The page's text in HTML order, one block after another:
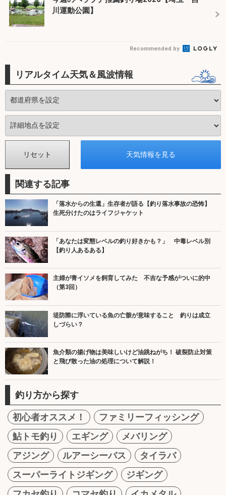
川運動公園】
Recommended by
リアルタイム天気＆風波情報
関連する記事
「落水からの生還」生存者が語る【釣り落水事故の恐怖】
生死分けたのはライフジャケット
「あなたは変態レベルの釣り好きかも？」 中毒レベル別
【釣り人あるある】
主婦が青イソメを飼育してみた 不吉な予感がついに的中
（第3回）
堤防際に浮いている魚の亡骸が意味すること 釣りは成立
しづらい？
魚介類の揚げ物は美味しいけど油跳ねがち！ 破裂防止対策
と飛び散った油の処理について解説！
釣り方から探す
初心者オススメ！
ファミリーフィッシング
鮎トモ釣り
エギング
メバリング
アジング
ルアーシーバス
タイラバ
スーパーライトジギング
ジギング